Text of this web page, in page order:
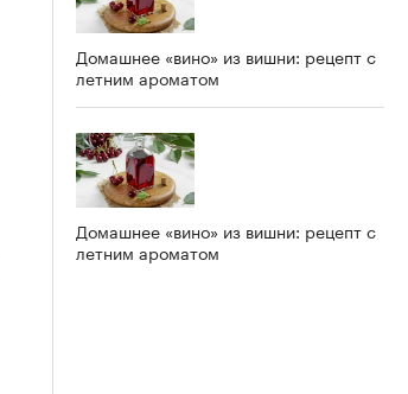
Домашнее «вино» из вишни: рецепт с
летним ароматом
Домашнее «вино» из вишни: рецепт с
летним ароматом